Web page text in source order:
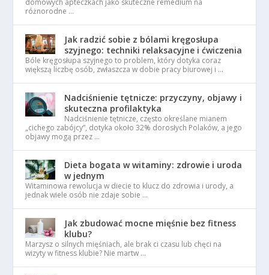
domowych apteczkach jako skuteczne remedium na
różnorodne …
Jak radzić sobie z bólami kręgosłupa
szyjnego: techniki relaksacyjne i ćwiczenia
Bóle kręgosłupa szyjnego to problem, który dotyka coraz
większą liczbę osób, zwłaszcza w dobie pracy biurowej i …
Nadciśnienie tętnicze: przyczyny, objawy i
skuteczna profilaktyka
Nadciśnienie tętnicze, często określane mianem
„cichego zabójcy”, dotyka około 32% dorosłych Polaków, a jego
objawy mogą przez …
Dieta bogata w witaminy: zdrowie i uroda
w jednym
Witaminowa rewolucja w diecie to klucz do zdrowia i urody, a
jednak wiele osób nie zdaje sobie …
Jak zbudować mocne mięśnie bez fitness
klubu?
Marzysz o silnych mięśniach, ale brak ci czasu lub chęci na
wizyty w fitness klubie? Nie martw …